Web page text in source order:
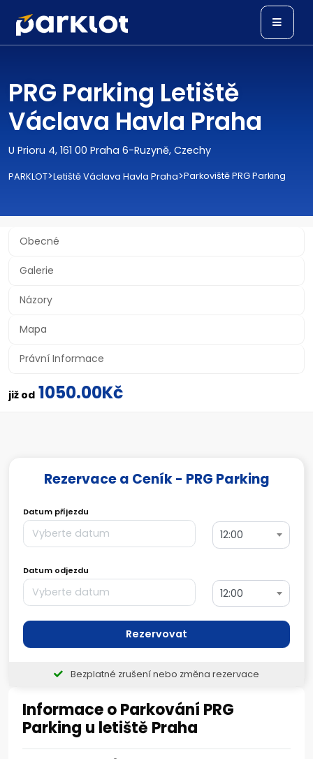
PRG Parking Letiště
Václava Havla Praha
U Prioru 4, 161 00 Praha 6-Ruzyně, Czechy
PARKLOT>Letiště Václava Havla Praha>Parkoviště PRG Parking
Obecné
Galerie
Názory
Mapa
Právní Informace
již od 1050.00Kč
Informace o Parkování PRG
Parking u letiště Praha
Rezervace a Ceník - PRG Parking
Datum příjezdu
12:00
Datum odjezdu
12:00
Rezervovat
Bezplatné zrušení nebo změna rezervace